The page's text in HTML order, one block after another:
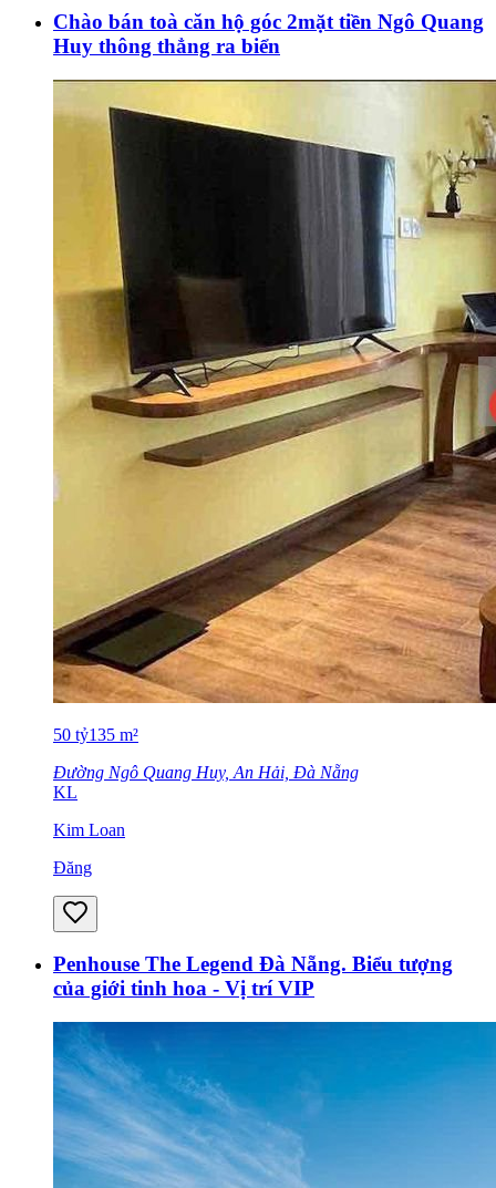
Chào bán toà căn hộ góc 2mặt tiền Ngô Quang
Huy thông thẳng ra biển
50 tỷ135 m²
Đường Ngô Quang Huy, An Hải, Đà Nẵng
KL
Kim Loan
Đăng
Penhouse The Legend Đà Nẵng. Biểu tượng
của giới tinh hoa - Vị trí VIP